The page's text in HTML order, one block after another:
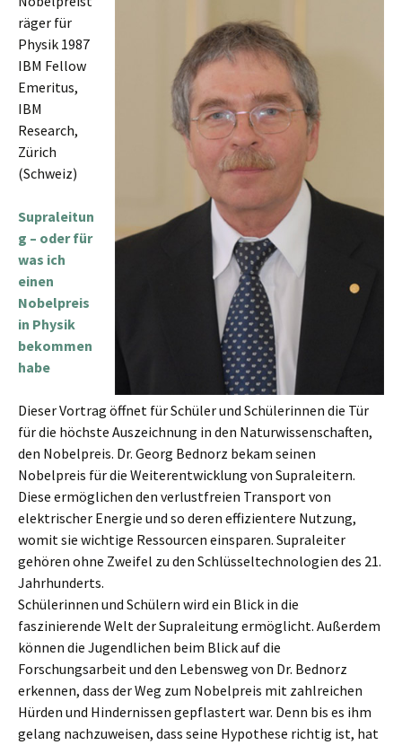
räger für
Physik 1987
IBM Fellow
Emeritus,
IBM
Research,
Zürich
(Schweiz)
Supraleitun
g – oder für
was ich
einen
Nobelpreis
in Physik
bekommen
habe
Dieser Vortrag öffnet für Schüler und Schülerinnen die Tür
für die höchste Auszeichnung in den Naturwissenschaften,
den Nobelpreis. Dr. Georg Bednorz bekam seinen
Nobelpreis für die Weiterentwicklung von Supraleitern.
Diese ermöglichen den verlustfreien Transport von
elektrischer Energie und so deren effizientere Nutzung,
womit sie wichtige Ressourcen einsparen. Supraleiter
gehören ohne Zweifel zu den Schlüsseltechnologien des 21.
Jahrhunderts.
Schülerinnen und Schülern wird ein Blick in die
faszinierende Welt der Supraleitung ermöglicht. Außerdem
können die Jugendlichen beim Blick auf die
Forschungsarbeit und den Lebensweg von Dr. Bednorz
erkennen, dass der Weg zum Nobelpreis mit zahlreichen
Hürden und Hindernissen gepflastert war. Denn bis es ihm
gelang nachzuweisen, dass seine Hypothese richtig ist, hat